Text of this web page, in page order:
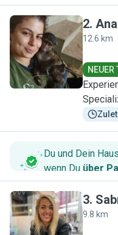
A
2. Ana
12.6 km
NEUER
Du und Dein
wenn Du über
S
3.
9.8 km